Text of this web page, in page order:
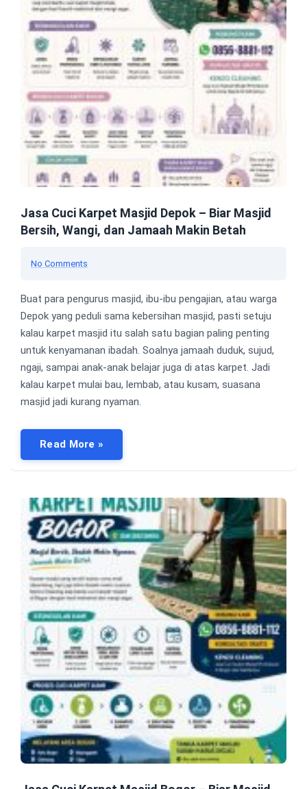
Jasa Cuci Karpet Masjid Depok – Biar Masjid
Bersih, Wangi, dan Jamaah Makin Betah
No Comments
Buat para pengurus masjid, ibu-ibu pengajian, atau warga
Depok yang peduli sama kebersihan masjid, pasti setuju
kalau karpet masjid itu salah satu bagian paling penting
untuk kenyamanan ibadah. Soalnya jamaah duduk, sujud,
ngaji, sampai anak-anak belajar juga di atas karpet. Jadi
kalau karpet mulai bau, lembab, atau kusam, suasana
masjid jadi kurang nyaman.
Read More »